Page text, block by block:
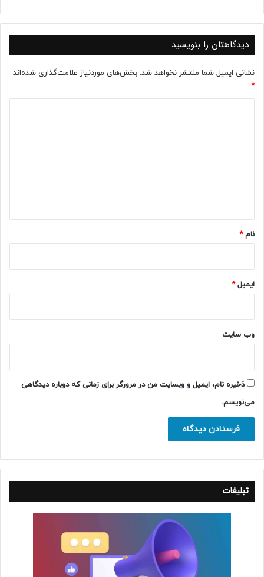
دیدگاهتان را بنویسید
نشانی ایمیل شما منتشر نخواهد شد. بخش‌های موردنیاز علامت‌گذاری شده‌اند
*
نام*
ایمیل*
وب‌ سایت
ذخیره نام، ایمیل و وبسایت من در مرورگر برای زمانی که دوباره دیدگاهی
می‌نویسم.
تبلیغات